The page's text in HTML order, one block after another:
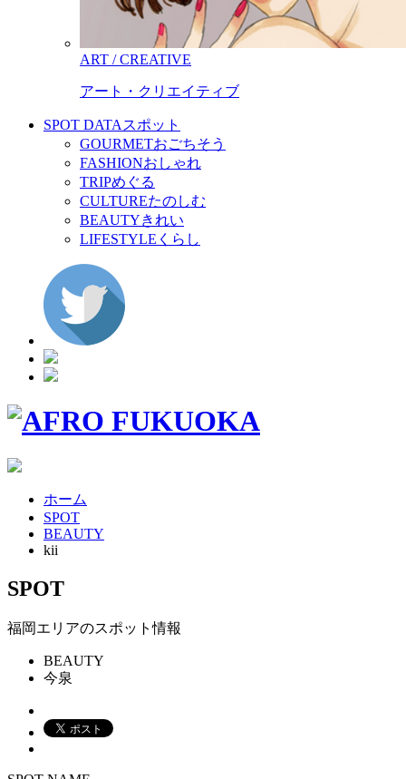
ART / CREATIVE
アート・クリエイティブ
SPOT DATA スポット
GOURMETおごちそう
FASHIONおしゃれ
TRIPめぐる
CULTUREたのしむ
BEAUTYきれい
LIFESTYLE くらし
ホーム
SPOT
BEAUTY
kii
SPOT
福岡エリアのスポット情報
BEAUTY
今泉